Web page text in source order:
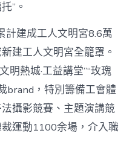
”。
計建成工人文明宮8.6萬
建工人文明宮全籠罩。
明熱城·工益講堂”“玫瑰
brand，特別籌備工會體
攝影競賽、主題演講競
運動1100余場，介入職